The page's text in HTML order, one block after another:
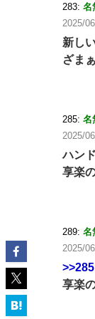
283: 名
2025/
新し
ざまぁ
285: 名
2025/
ハン
享楽
289: 名
2025/
>>285
享楽